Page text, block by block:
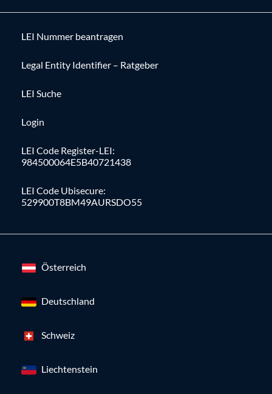
LEI Nummer beantragen
Legal Entity Identifier – Ratgeber
LEI Suche
Login
LEI Code Register-LEI:
984500064E5B40721438
LEI Code Ubisecure:
529900T8BM49AURSDO55
Österreich
Deutschland
Schweiz
Liechtenstein